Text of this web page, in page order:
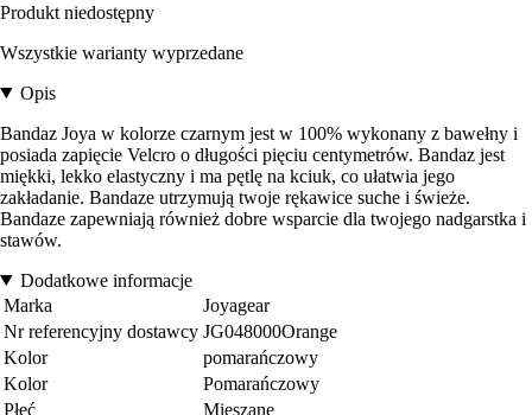
Produkt niedostępny
Wszystkie warianty wyprzedane
Opis
Bandaz Joya w kolorze czarnym jest w 100% wykonany z bawełny i
posiada zapięcie Velcro o długości pięciu centymetrów. Bandaz jest
miękki, lekko elastyczny i ma pętlę na kciuk, co ułatwia jego
zakładanie. Bandaze utrzymują twoje rękawice suche i świeże.
Bandaze zapewniają również dobre wsparcie dla twojego nadgarstka i
stawów.
Dodatkowe informacje
Marka
Joyagear
Nr referencyjny dostawcy JG048000Orange
Kolor
pomarańczowy
Kolor
Pomarańczowy
Płeć
Mieszane